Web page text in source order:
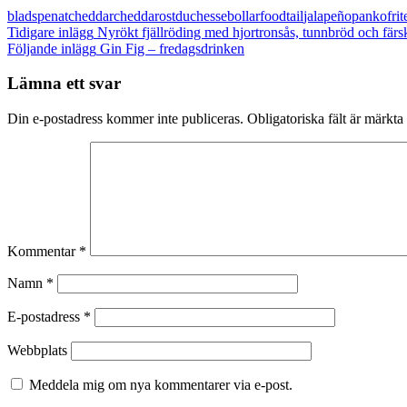
bladspenatcheddarcheddarostduchessebollarfoodtailjalapeño
Inläggsnavigering
Tidigare inlägg Nyrökt fjällröding med hjortronsås, tunnbröd och
Följande inlägg Gin Fig – fredagsdrinken
Lämna ett svar
Din e-postadress kommer inte publiceras. Obligatoriska fält är märkta
Kommentar *
Namn *
E-postadress *
Webbplats
Meddela mig om nya kommentarer via e-post.